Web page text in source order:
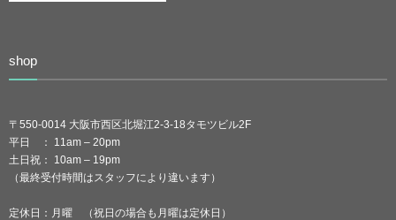
shop
〒550-0014 大阪市西区北堀江2-3-18タモツビル2F
平日 ： 11am – 20pm
土日祝： 10am – 19pm
（最終受付時間はスタッフにより違います）
定休日：月曜 （祝日の場合も月曜は定休日）